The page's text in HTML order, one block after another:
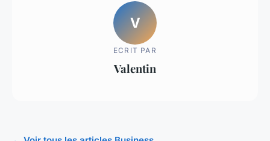
V
ECRIT PAR
Valentin